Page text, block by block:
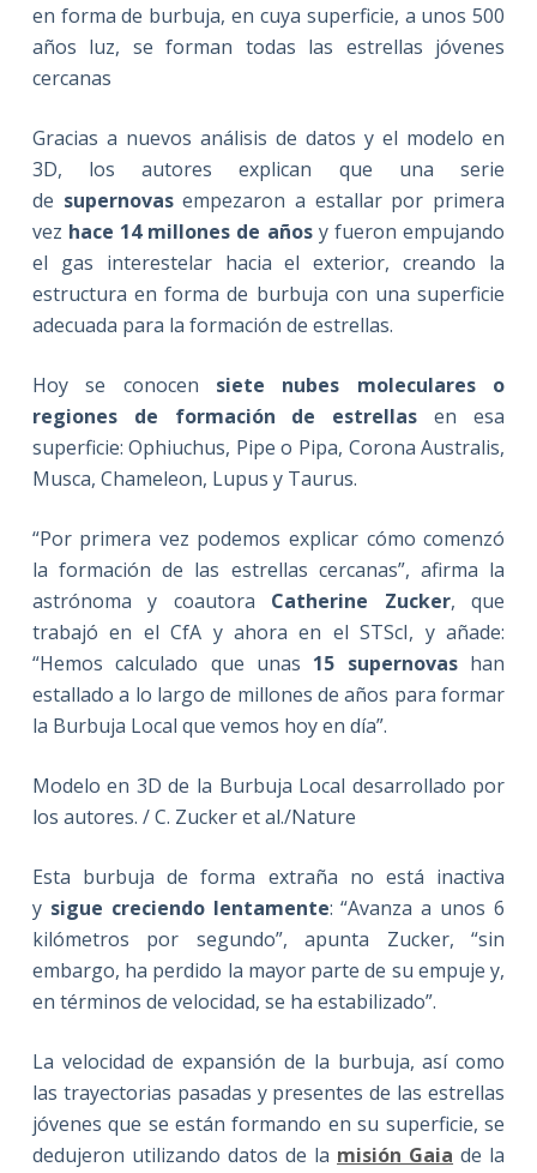
en forma de burbuja, en cuya superficie, a unos 500
años luz, se forman todas las estrellas jóvenes
cercanas
Gracias a nuevos análisis de datos y el modelo en
3D, los autores explican que una serie
de supernovasempezaron a estallar por primera
vez hace 14 millones de añosy fueron empujando
el gas interestelar hacia el exterior, creando la
estructura en forma de burbuja con una superficie
adecuada para la formación de estrellas.
Hoy se conocen siete nubes moleculares o
regiones de formación de estrellas en esa
superficie: Ophiuchus, Pipe o Pipa, Corona Australis,
Musca, Chameleon, Lupus y Taurus.
“Por primera vez podemos explicar cómo comenzó
la formación de las estrellas cercanas”, afirma la
astrónoma y coautora Catherine Zucker, que
trabajó en el CfA y ahora en el STScI, y añade:
“Hemos calculado que unas 15 supernovashan
estallado a lo largo de millones de años para formar
la Burbuja Local que vemos hoy en día”.
Modelo en 3D de la Burbuja Local desarrollado por
los autores. / C. Zucker et al./Nature
Esta burbuja de forma extraña no está inactiva
y sigue creciendo lentamente: “Avanza a unos 6
kilómetros por segundo”, apunta Zucker, “sin
embargo, ha perdido la mayor parte de su empuje y,
en términos de velocidad, se ha estabilizado”.
La velocidad de expansión de la burbuja, así como
las trayectorias pasadas y presentes de las estrellas
jóvenes que se están formando en su superficie, se
dedujeron utilizando datos de la misión Gaia de la